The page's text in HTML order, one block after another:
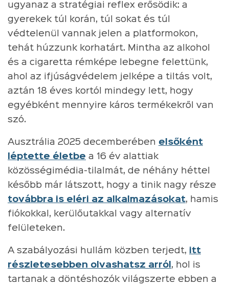
ugyanaz a stratégiai reflex erősödik: a
gyerekek túl korán, túl sokat és túl
védtelenül vannak jelen a platformokon,
tehát húzzunk korhatárt. Mintha az alkohol
és a cigaretta rémképe lebegne felettünk,
ahol az ifjúságvédelem jelképe a tiltás volt,
aztán 18 éves kortól mindegy lett, hogy
egyébként mennyire káros termékekről van
szó.
Ausztrália 2025 decemberében elsőként
léptette életbe a 16 év alattiak
közösségimédia-tilalmát, de néhány héttel
később már látszott, hogy a tinik nagy része
továbbra is eléri az alkalmazásokat, hamis
fiókokkal, kerülőutakkal vagy alternatív
felületeken.
A szabályozási hullám közben terjedt, itt
részletesebben olvashatsz arról , hol is
tartanak a döntéshozók világszerte ebben a